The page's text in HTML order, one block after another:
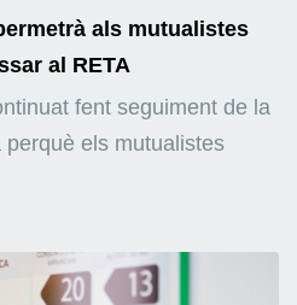
als mutualistes
al RETA
fent seguiment de la
perquè els mutualistes